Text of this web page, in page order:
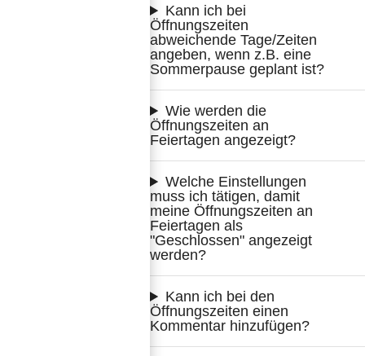
Kann ich bei
Öffnungszeiten
abweichende Tage/Zeiten
angeben, wenn z.B. eine
Sommerpause geplant ist?
Wie werden die
Öffnungszeiten an
Feiertagen angezeigt?
Welche Einstellungen
muss ich tätigen, damit
meine Öffnungszeiten an
Feiertagen als
"Geschlossen" angezeigt
werden?
Kann ich bei den
Öffnungszeiten einen
Kommentar hinzufügen?